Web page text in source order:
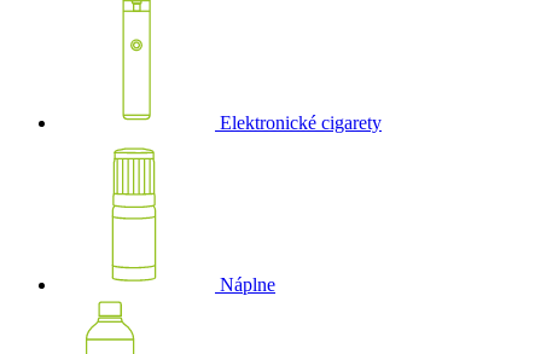
Elektronické cigarety
Náplne